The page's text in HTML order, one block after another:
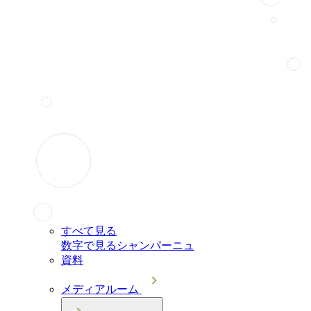
すべて見る
数字で見るシャンパーニュ
資料
メディアルーム